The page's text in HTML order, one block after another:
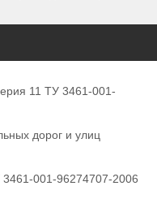
11 ТУ 3461-001-
дорог и улиц
001-96274707-2006